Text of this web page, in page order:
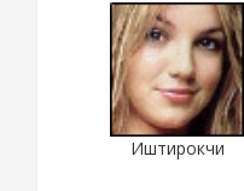
Иштирокчи